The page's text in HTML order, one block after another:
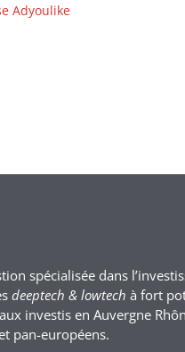
Adyoulike
spécialisée dans
deeptech & lowtech à fort
investis en Auvergne
pan-européens.